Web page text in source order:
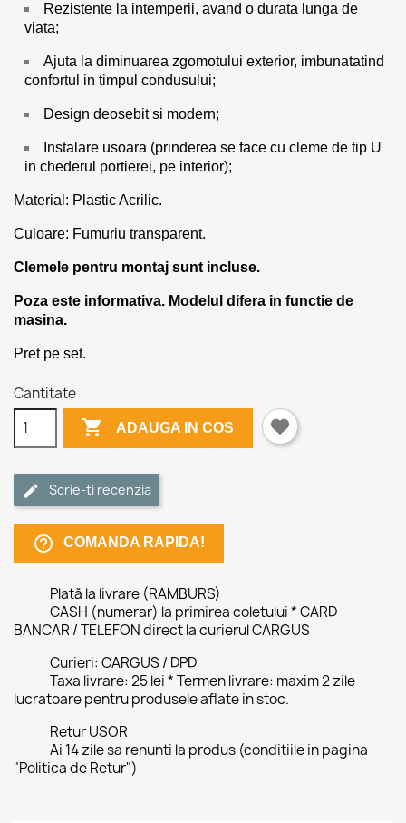
Rezistente la intemperii, avand o durata lunga de
viata;
Ajuta la diminuarea zgomotului exterior, imbunatatind
confortul in timpul condusului;
Design deosebit si modern;
Instalare usoara (prinderea se face cu cleme de tip U
in chederul portierei, pe interior);
Material: Plastic Acrilic.
Culoare: Fumuriu transparent.
Clemele pentru montaj sunt incluse.
Poza este informativa. Modelul difera in functie de
masina.
Pret pe set.
Cantitate
 ADAUGA IN COS
Scrie-ti recenzia
help_outline COMANDA RAPIDA!
Plată la livrare (RAMBURS)
CASH (numerar) la primirea coletului * CARD
BANCAR / TELEFON direct la curierul CARGUS
Curieri: CARGUS / DPD
Taxa livrare: 25 lei * Termen livrare: maxim 2 zile
lucratoare pentru produsele aflate in stoc.
Retur USOR
Ai 14 zile sa renunti la produs (conditiile in pagina
"Politica de Retur")